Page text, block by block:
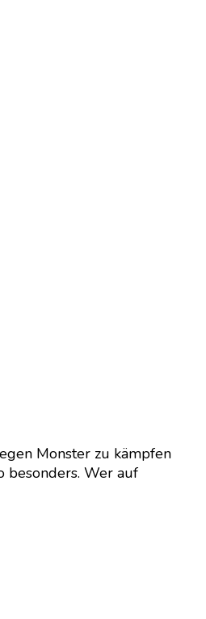
Monster zu kämpfen
besonders. Wer auf